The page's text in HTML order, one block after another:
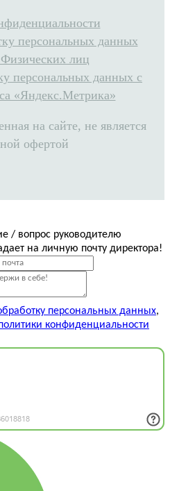
персональных данных
лиц
персональных данных с
«Яндекс.Метрика»
на сайте, не является
офертой
/ вопрос руководителю
на личную почту директора!
персональных данных,
конфиденциальности